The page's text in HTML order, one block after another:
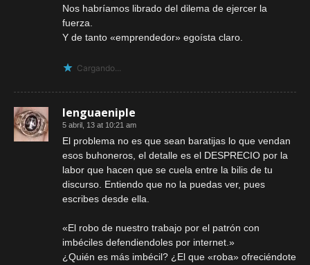
Nos habríamos librado del dilema de ejercer la
fuerza.
Y de tanto «emprendedor» egoísta claro.
Cargando...
lenguaeniple
5 abril, 13 at 10:21 am
El problema no es que sean baratijas lo que vendan
esos buhoneros, el detalle es el DESPRECIO por la
labor que hacen que se cuela entre la bilis de tu
discurso. Entiendo que no la puedas ver, pues
escribes desde ella.
«El robo de nuestro trabajo por el patrón con
imbéciles defendiendoles por internet.»
¿Quién es más imbécil? ¿El que «roba» ofreciéndote